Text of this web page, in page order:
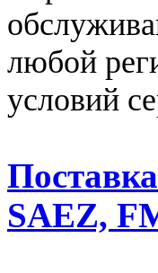
любой
условий
SAEZ,